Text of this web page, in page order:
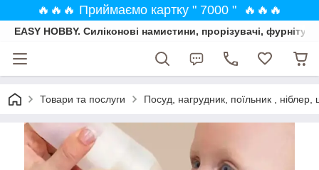
🔥🔥🔥 Приймаємо картку " 7000 " 🔥🔥🔥
EASY HOBBY. Силіконові намистини, прорізувачі,
Товари та послуги Посуд, нагрудник, поїльник , ніблер,